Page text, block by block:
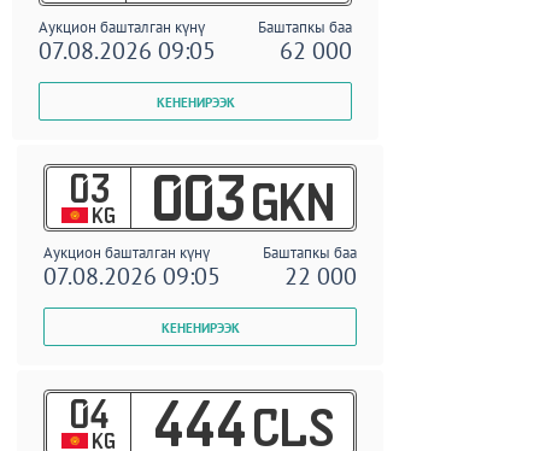
Аукцион башталган күнү Баштапкы баа
07.08.2026 09:05 62 000
03
KG 003 GKN
Аукцион башталган күнү Баштапкы баа
07.08.2026 09:05 22 000
04
KG 444 CLS